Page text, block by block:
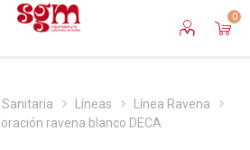
0
Sanitaria Líneas
Línea Ravena
ravena blanco DECA